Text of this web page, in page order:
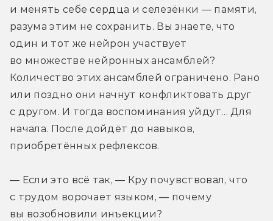
и менять себе сердца и селезёнки — памяти,
разума этим не сохранить. Вы знаете, что
один и тот же нейрон участвует
во множестве нейронных ансамблей?
Количество этих ансамблей ограничено. Рано
или поздно они начнут конфликтовать друг
с другом. И тогда воспоминания уйдут… Для
начала. После дойдёт до навыков,
приобретённых рефлексов.
— Если это всё так, — Кру почувствовал, что
с трудом ворочает языком, — почему
вы возобновили инъекции?